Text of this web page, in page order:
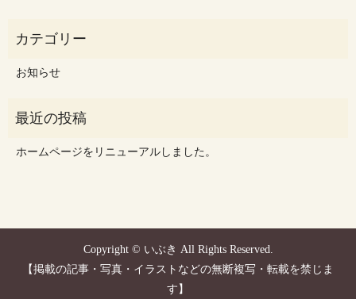
お知らせ
ホームページをリニューアルしました。
Copyright © いぶき All Rights Reserved.
【掲載の記事・写真・イラストなどの無断複写・転載を禁じま
す】